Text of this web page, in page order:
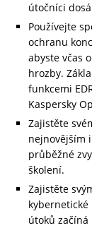
útočníci
Používejte
ochranu
abyste včas
hrozby.
funkcemi
Kaspersky
Zajistěte
nejnovějším
průběžné
školení.
Zajistěte
útoků